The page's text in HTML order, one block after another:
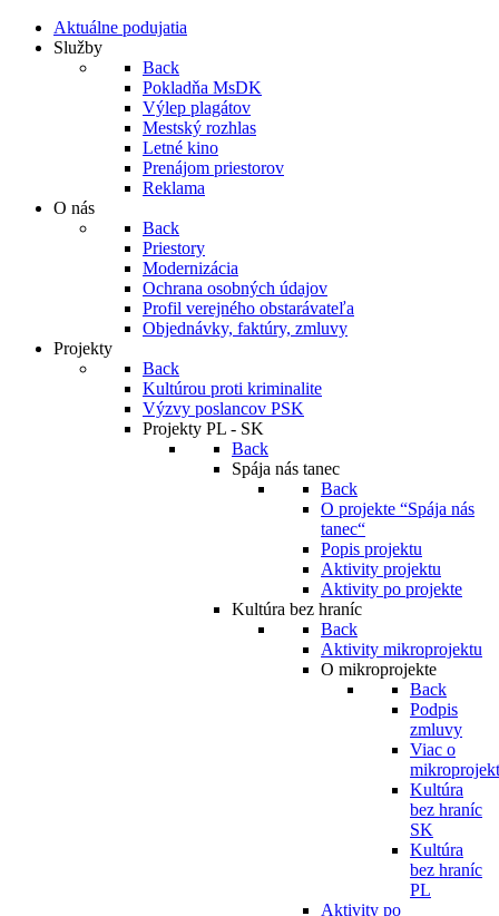
Aktuálne podujatia
Služby
Back
Pokladňa MsDK
Výlep plagátov
Mestský rozhlas
Letné kino
Prenájom priestorov
Reklama
O nás
Back
Priestory
Modernizácia
Ochrana osobných údajov
Profil verejného obstarávateľa
Objednávky, faktúry, zmluvy
Projekty
Back
Kultúrou proti kriminalite
Výzvy poslancov PSK
Projekty PL - SK
Back
Spája nás tanec
Back
O projekte “Spája nás
tanec“
Popis projektu
Aktivity projektu
Aktivity po projekte
Kultúra bez hraníc
Back
Aktivity mikroprojektu
O mikroprojekte
Back
Podpis
zmluvy
Viac o
Kultúra
bez hraníc
SK
Kultúra
bez hraníc
PL
Aktivity po